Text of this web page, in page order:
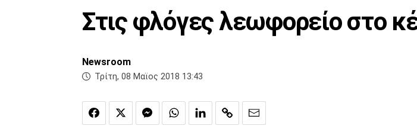
Στις φλόγες λεωφορείο στο
Newsroom
Τρίτη, 08 Μαϊος 2018 13:43